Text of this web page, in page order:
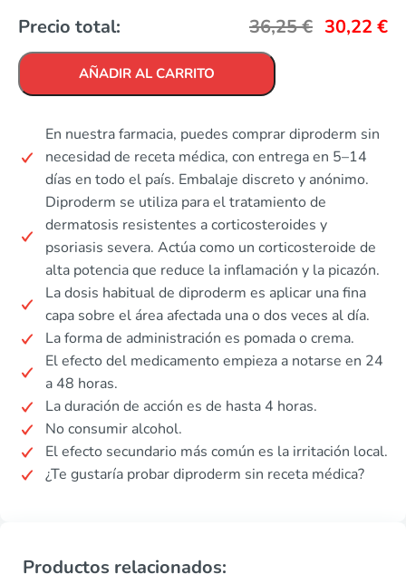
Precio total: 36,25€ 30,22 €
AÑADIR AL CARRITO
En nuestra farmacia, puedes comprar diproderm sin
necesidad de receta médica, con entrega en 5–14
días en todo el país. Embalaje discreto y anónimo.
Diproderm se utiliza para el tratamiento de
dermatosis resistentes a corticosteroides y
psoriasis severa. Actúa como un corticosteroide de
alta potencia que reduce la inflamación y la picazón.
La dosis habitual de diproderm es aplicar una fina
capa sobre el área afectada una o dos veces al día.
La forma de administración es pomada o crema.
El efecto del medicamento empieza a notarse en 24
a 48 horas.
La duración de acción es de hasta 4 horas.
No consumir alcohol.
El efecto secundario más común es la irritación local.
¿Te gustaría probar diproderm sin receta médica?
Productos relacionados: